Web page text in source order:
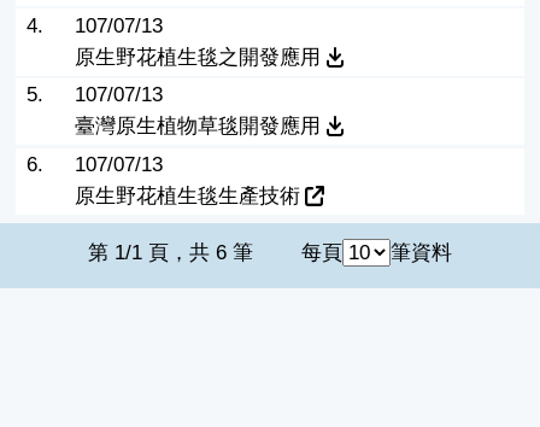
4.
107/07/13
原生野花植生毯之開發應用
5.
107/07/13
臺灣原生植物草毯開發應用
6.
107/07/13
原生野花植生毯生產技術
第 1/1 頁，共 6 筆 每頁 筆資料